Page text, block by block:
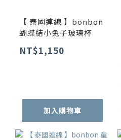
【 泰國連線 】bonbon
蝴蝶結小兔子玻璃杯
NT$1,150
加入購物車